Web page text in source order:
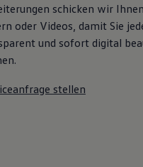
schicken wir
oder Videos, damit Sie
und sofort digital
stellen